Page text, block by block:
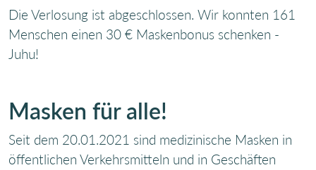
Die Verlosung ist abgeschlossen. Wir konnten 161
Menschen einen 30 € Maskenbonus schenken -
Juhu!
Masken für alle!
Seit dem 20.01.2021 sind medizinische Masken in
öffentlichen Verkehrsmitteln und in Geschäften